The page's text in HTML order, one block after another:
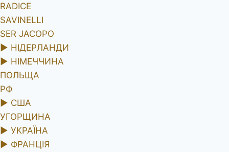
RADICE
SAVINELLI
SER JACOPO
► НІДЕРЛАНДИ
► НІМЕЧЧИНА
ПОЛЬЩА
РФ
► США
УГОРЩИНА
► УКРАЇНА
► ФРАНЦІЯ